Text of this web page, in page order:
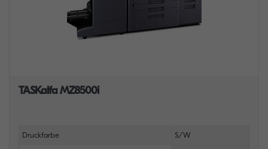
TASKalfa MZ8500i
Druckfarbe S/W